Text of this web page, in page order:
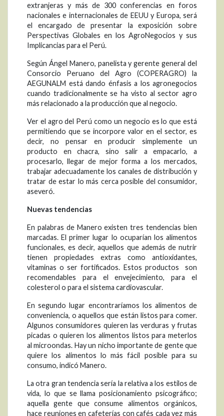
extranjeras y más de 300 conferencias en foros
nacionales e internacionales de EEUU y Europa, será
el encargado de presentar la exposición sobre
Perspectivas Globales en los AgroNegocios y sus
Implicancias para el Perú.
Según Ángel Manero, panelista y gerente general del
Consorcio Peruano del Agro (COPERAGRO) la
AEGUNALM está dando énfasis a los agronegocios
cuando tradicionalmente se ha visto al sector agro
más relacionado a la producción que al negocio.
Ver el agro del Perú como un negocio es lo que está
permitiendo que se incorpore valor en el sector, es
decir, no pensar en producir simplemente un
producto en chacra, sino salir a empacarlo, a
procesarlo, llegar de mejor forma a los mercados,
trabajar adecuadamente los canales de distribución y
tratar de estar lo más cerca posible del consumidor,
aseveró.
Nuevas tendencias
En palabras de Manero existen tres tendencias bien
marcadas. El primer lugar lo ocuparían los alimentos
funcionales, es decir, aquellos que además de nutrir
tienen propiedades extras como antioxidantes,
vitaminas o ser fortificados. Estos productos son
recomendables para el envejecimiento, para el
colesterol o para el sistema cardiovascular.
En segundo lugar encontraríamos los alimentos de
conveniencia, o aquellos que están listos para comer.
Algunos consumidores quieren las verduras y frutas
picadas o quieren los alimentos listos para meterlos
al microondas. Hay un nicho importante de gente que
quiere los alimentos lo más fácil posible para su
consumo, indicó Manero.
La otra gran tendencia sería la relativa a los estilos de
vida, lo que se llama posicionamiento psicográfico;
aquella gente que consume alimentos orgánicos,
hace reuniones en cafeterías con cafés cada vez más